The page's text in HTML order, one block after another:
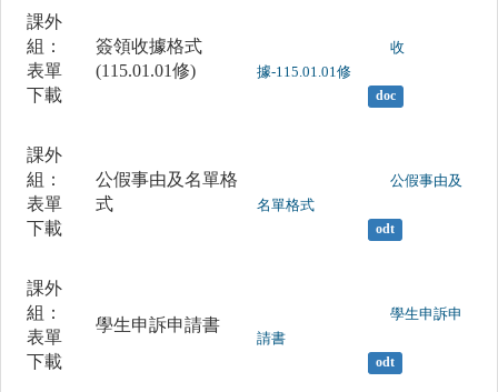
課外
組：
表單
下載
簽領收據格式
(115.01.01修)
據-115.01.01修
doc
課外
組：
表單
下載
公假事由及名單格
式
名單格式
odt
課外
組：
表單
下載
學生申訴申請書
請書
odt